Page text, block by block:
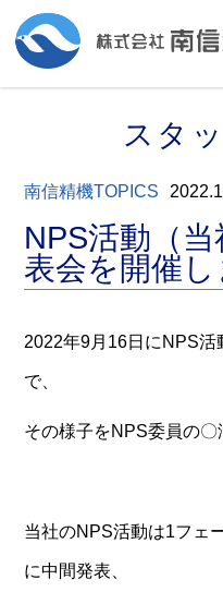
スタ
南信精機TOPICS
NPS活動（
表会を開催し
2022年9月16日にNPS
で、
その様子をNPS委員の〇
当社のNPS活動は1フェ
に中間発表、